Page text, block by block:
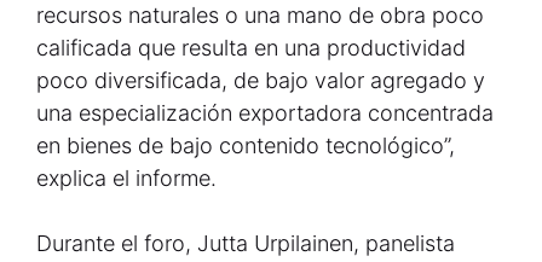
recursos naturales o una mano de obra poco
calificada que resulta en una productividad
poco diversificada, de bajo valor agregado y
una especialización exportadora concentrada
en bienes de bajo contenido tecnológico”,
explica el informe.
Durante el foro, Jutta Urpilainen, panelista